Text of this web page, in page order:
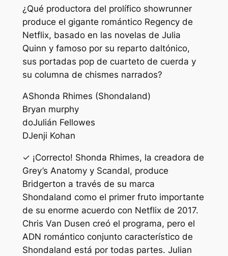
¿Qué productora del prolífico showrunner
produce el gigante romántico Regency de
Netflix, basado en las novelas de Julia
Quinn y famoso por su reparto daltónico,
sus portadas pop de cuarteto de cuerda y
su columna de chismes narrados?
AShonda Rhimes (Shondaland)
Bryan murphy
doJulián Fellowes
DJenji Kohan
✓ ¡Correcto! Shonda Rhimes, la creadora de
Grey’s Anatomy y Scandal, produce
Bridgerton a través de su marca
Shondaland como el primer fruto importante
de su enorme acuerdo con Netflix de 2017.
Chris Van Dusen creó el programa, pero el
ADN romántico conjunto característico de
Shondaland está por todas partes. Julian